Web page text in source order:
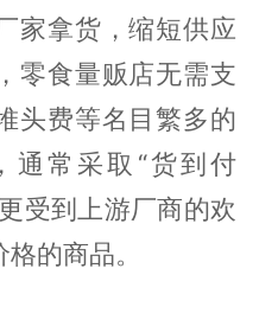
家拿货，缩短供应
零食量贩店无需支
头费等名目繁多的
通常采取“货到付
受到上游厂商的欢
的商品。